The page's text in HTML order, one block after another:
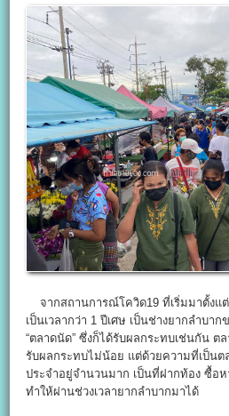
จากสถานการณ์โควิด19 ที่เริ่มมาตั้งแต่
เป็นเวลากว่า 1 ปีเศษ เป็นช่างยากลำบา
“ตลาดนัด” ซึ่งก็ได้รับผลกระทบเช่นกัน ต
รับผลกระทบไม่น้อย แต่ด้วยความที่เป็น
ประจำอยู่จำนวนมาก เป็นที่ฝากท้อง ซื้อ
ทำให้ผ่านช่วงเวลายากลำบากมาได้